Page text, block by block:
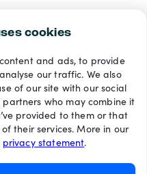
cookies
and ads, to provide
our traffic. We also
of our site with our social
who may combine it
provided to them or that
their services. More in our
privacy statement.